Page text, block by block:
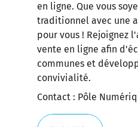
en ligne. Que vous
traditionnel avec une
pour vous ! Rejoignez
vente en ligne afin
communes et
convivialité.
Contact : Pôle